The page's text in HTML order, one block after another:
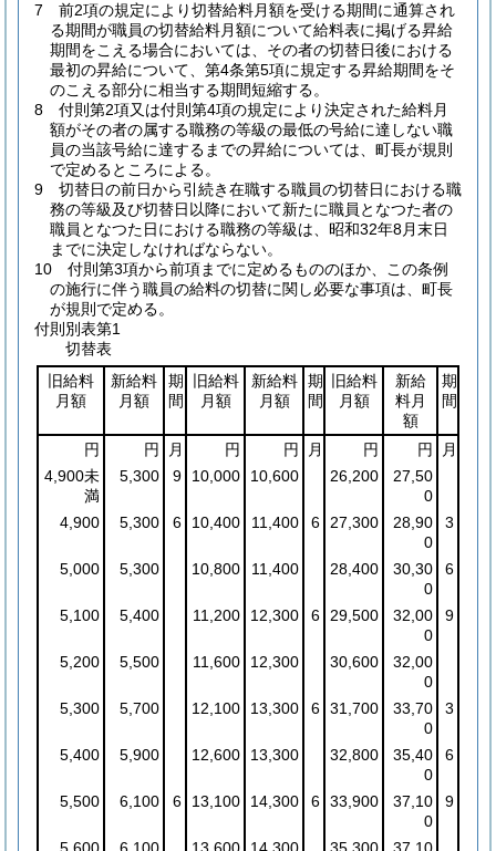
7
前2項の規定により切替給料月額を受ける期間に通算され
る期間が職員の切替給料月額について給料表に掲げる昇給
期間をこえる場合においては、その者の切替日後における
最初の昇給について、第4条第5項に規定する昇給期間をそ
のこえる部分に相当する期間短縮する。
8
付則第2項又は付則第4項の規定により決定された給料月
額がその者の属する職務の等級の最低の号給に達しない職
員の当該号給に達するまでの昇給については、町長が規則
で定めるところによる。
9
切替日の前日から引続き在職する職員の切替日における職
務の等級及び切替日以降において新たに職員となつた者の
職員となつた日における職務の等級は、昭和32年8月末日
までに決定しなければならない。
10
付則第3項から前項までに定めるもののほか、この条例
の施行に伴う職員の給料の切替に関し必要な事項は、町長
が規則で定める。
付則別表第1
切替表
旧給料
月額
新給料
月額
期
間
旧給料
月額
新給料
月額
期
間
旧給料
月額
新給
料月
額
期
間
円 円 月 円 円 月 円 円
月
4,900未
満
5,300 9 10,000 10,600 26,200
27,50
0
4,900
5,300 6 10,400 11,400 6 27,300
28,90
0
3
5,000 5,300 10,800 11,400 28,400
30,30
0
6
5,100 5,400 11,200 12,300 6 29,500
32,00
0
9
5,200 5,500 11,600 12,300 30,600
32,00
0
5,300
5,700 12,100 13,300 6 31,700
33,70
0
3
5,400 5,900 12,600 13,300 32,800
35,40
0
6
5,500 6,100 6 13,100 14,300 6 33,900
37,10
0
9